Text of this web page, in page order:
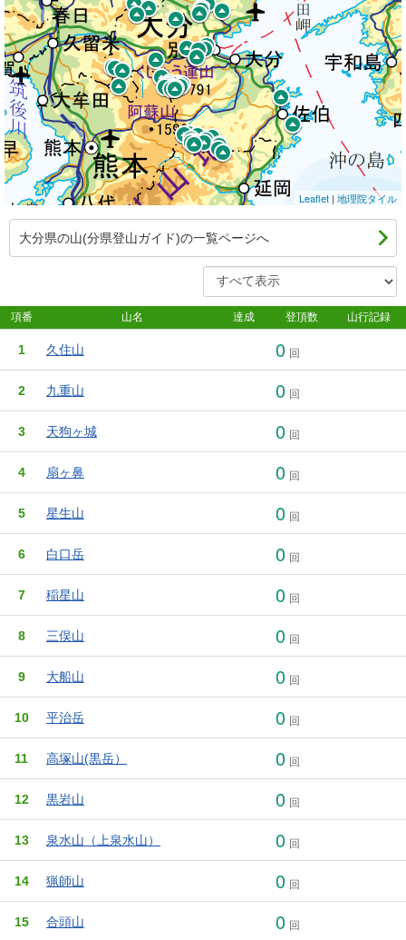
Leaflet | 地理院タイル
大分県の山(分県登山ガイド)の一覧ページへ
項番 山名 達成 登頂数 山行記録
1 久住山 0 回
2 九重山 0 回
3 天狗ヶ城 0 回
4 扇ヶ鼻 0 回
5 星生山 0 回
6 白口岳 0 回
7 稲星山 0 回
8 三俣山 0 回
9 大船山 0 回
10 平治岳 0 回
11 高塚山(黒岳） 0 回
12 黒岩山 0 回
13 泉水山（上泉水山） 0 回
14 猟師山 0 回
15 合頭山 0 回